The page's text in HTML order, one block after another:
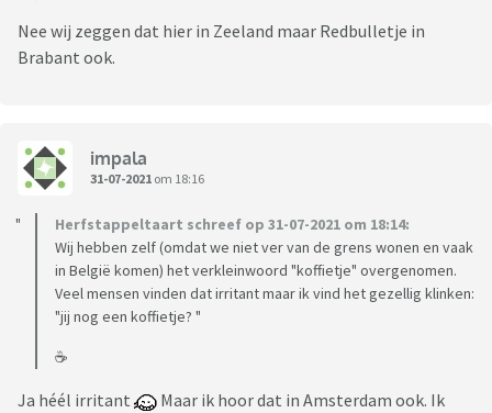
Nee wij zeggen dat hier in Zeeland maar Redbulletje in
Brabant ook.
impala
31-07-2021 om 18:16
Herfstappeltaart schreef op 31-07-2021 om 18:14:
Wij hebben zelf (omdat we niet ver van de grens wonen en vaak
in België komen) het verkleinwoord "koffietje" overgenomen.
Veel mensen vinden dat irritant maar ik vind het gezellig klinken:
"jij nog een koffietje? "
☕️
Ja héél irritant
Maar ik hoor dat in Amsterdam ook. Ik